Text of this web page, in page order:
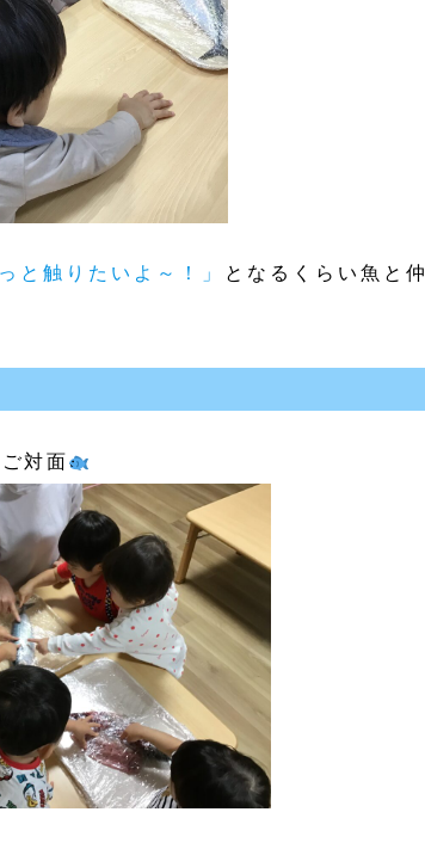
っと触りたいよ～！」 となるくらい魚と仲
対面